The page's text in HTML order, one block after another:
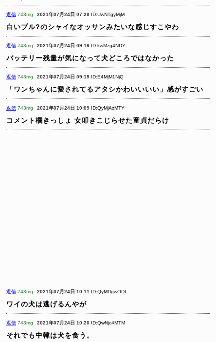
返信 743mg 2021年07月24日 07:29 ID:UwNTgyMjM
白いブル?のシャイなオッサンみたいな感じすこやわ
返信 743mg 2021年07月24日 09:19 ID:kwMzg4NDY
バッテリー残量が気になって犬どころではなかった
返信 743mg 2021年07月24日 09:19 ID:E4MjM1NjQ
「ワンちゃんに愛されてるアタシかわいいいい」感がすごい
返信 743mg 2021年07月24日 10:09 ID:QyMjAzMTY
コメント欄きっしょ 女叩きこじらせた童貞だらけ
返信 743mg 2021年07月24日 10:11 ID:QyMDgwODI
ワイの犬は逃げるんやが
返信 743mg 2021年07月24日 10:20 ID:QwNjc4MTM
それでも中韓は犬を食う。